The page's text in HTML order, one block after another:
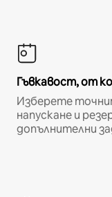
Гъвкавост, от
Изберете
напускане и
допълнителни